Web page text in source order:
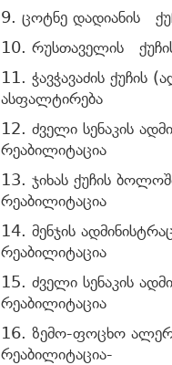
9. ცოტნე დადიანის
10. რუსთაველის
11. ჭავჭავაძის ქუჩის
ასფალტირება
12. ძველი სენაკის
რეაბილიტაცია
13. ჯიხას ქუჩის
რეაბილიტაცია
14. მენჯის
რეაბილიტაცია
15. ძველი სენაკის
რეაბილიტაცია
16. ზემო-ფოცხო
რეაბილიტაცია-